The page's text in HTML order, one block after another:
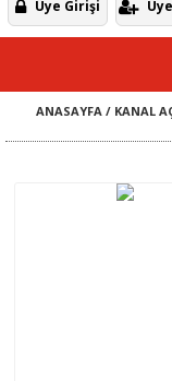
Üye Girişi
ANASAYFA/ KANAL